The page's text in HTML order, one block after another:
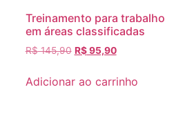
Treinamento para trabalho
em áreas classificadas
R$145,90 R$95,90
Adicionar ao carrinho